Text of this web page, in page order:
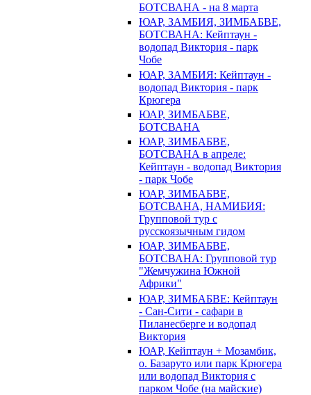
БОТСВАНА - на 8 марта
ЮАР, ЗАМБИЯ, ЗИМБАБВЕ,
БОТСВАНА: Кейптаун -
водопад Виктория - парк
Чобе
ЮАР, ЗАМБИЯ: Кейптаун -
водопад Виктория - парк
Крюгера
ЮАР, ЗИМБАБВЕ,
БОТСВАНА
ЮАР, ЗИМБАБВЕ,
БОТСВАНА в апреле:
Кейптаун - водопад Виктория
- парк Чобе
ЮАР, ЗИМБАБВЕ,
БОТСВАНА, НАМИБИЯ:
Групповой тур с
русскоязычным гидом
ЮАР, ЗИМБАБВЕ,
БОТСВАНА: Групповой тур
"Жемчужина Южной
Африки"
ЮАР, ЗИМБАБВЕ: Кейптаун
- Сан-Сити - сафари в
Пиланесберге и водопад
Виктория
ЮАР, Кейптаун + Мозамбик,
о. Базаруто или парк Крюгера
или водопад Виктория с
парком Чобе (на майские)